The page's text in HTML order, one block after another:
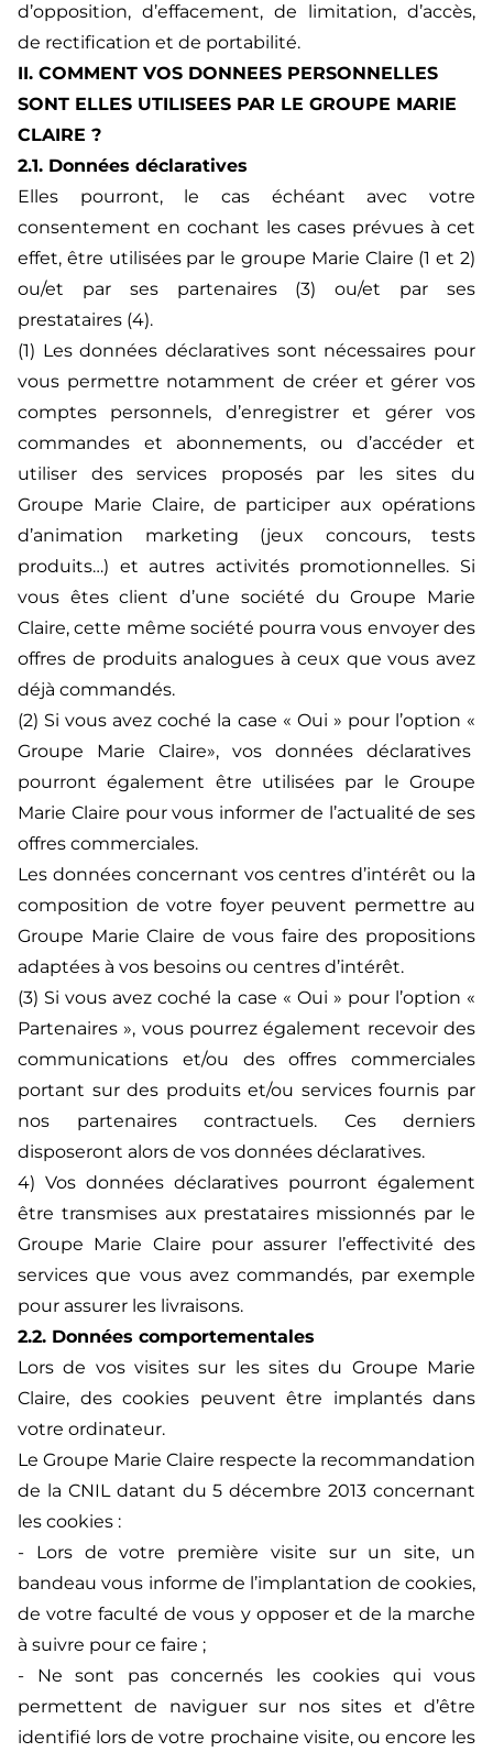
d’opposition, d’effacement, de limitation, d’accès,
de rectification et de portabilité.
II. COMMENT VOS DONNEES PERSONNELLES
SONT ELLES UTILISEES PAR LE GROUPE MARIE
CLAIRE ?
2.1. Données déclaratives
Elles pourront, le cas échéant avec votre
consentement en cochant les cases prévues à cet
effet, être utilisées par le groupe Marie Claire (1 et 2)
ou/et par ses partenaires (3) ou/et par ses
prestataires (4).
(1) Les données déclaratives sont nécessaires pour
vous permettre notamment de créer et gérer vos
comptes personnels, d’enregistrer et gérer vos
commandes et abonnements, ou d’accéder et
utiliser des services proposés par les sites du
Groupe Marie Claire, de participer aux opérations
d’animation marketing (jeux concours, tests
produits…) et autres activités promotionnelles. Si
vous êtes client d’une société du Groupe Marie
Claire, cette même société pourra vous envoyer des
offres de produits analogues à ceux que vous avez
déjà commandés.
(2) Si vous avez coché la case « Oui » pour l’option «
Groupe Marie Claire», vos données déclaratives
pourront également être utilisées par le Groupe
Marie Claire pour vous informer de l’actualité de ses
offres commerciales.
Les données concernant vos centres d’intérêt ou la
composition de votre foyer peuvent permettre au
Groupe Marie Claire de vous faire des propositions
adaptées à vos besoins ou centres d’intérêt.
(3) Si vous avez coché la case « Oui » pour l’option «
Partenaires », vous pourrez également recevoir des
communications et/ou des offres commerciales
portant sur des produits et/ou services fournis par
nos partenaires contractuels. Ces derniers
disposeront alors de vos données déclaratives.
4) Vos données déclaratives pourront également
être transmises aux prestataires missionnés par le
Groupe Marie Claire pour assurer l’effectivité des
services que vous avez commandés, par exemple
pour assurer les livraisons.
2.2. Données comportementales
Lors de vos visites sur les sites du Groupe Marie
Claire, des cookies peuvent être implantés dans
votre ordinateur.
Le Groupe Marie Claire respecte la recommandation
de la CNIL datant du 5 décembre 2013 concernant
les cookies :
- Lors de votre première visite sur un site, un
bandeau vous informe de l’implantation de cookies,
de votre faculté de vous y opposer et de la marche
à suivre pour ce faire ;
- Ne sont pas concernés les cookies qui vous
permettent de naviguer sur nos sites et d’être
identifié lors de votre prochaine visite, ou encore les